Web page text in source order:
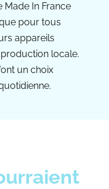
Made In France
pour tous
appareils
locale.
un choix